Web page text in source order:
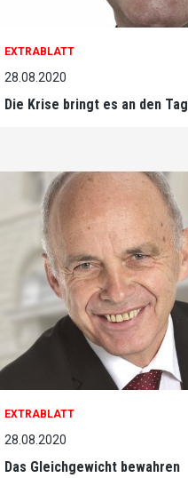
EXTRABLATT
28.08.2020
Die Krise bringt es an den Tag
EXTRABLATT
28.08.2020
Das Gleichgewicht bewahren